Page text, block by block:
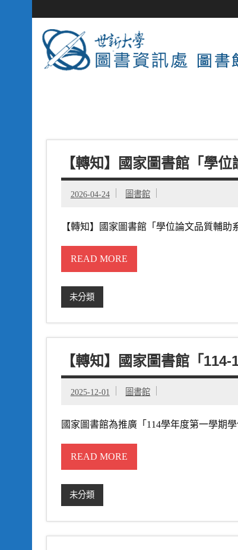
【轉知】國家圖書館「學
2026-04-24 圖書館
【轉知】國家圖書館「學位論文品質輔
READ MORE
未分類
【轉知】國家圖書館「
2025-12-01 圖書館
國家圖書館為推廣「114學年度第一學期
READ MORE
未分類